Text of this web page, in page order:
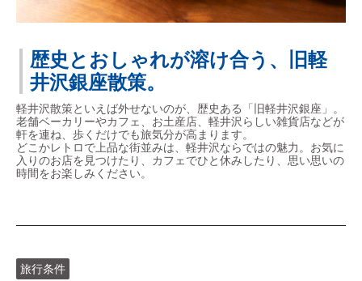
歴史とおしゃれが溶け合う、旧軽
井沢銀座散策。
軽井沢散策といえば外せないのが、歴史ある「旧軽井沢銀座」。
老舗ベーカリーやカフェ、お土産店、軽井沢らしい雑貨店などが
軒を連ね、歩くだけでも旅気分が高まります。
どこかレトロで上品な街並みは、軽井沢ならではの魅力。お気に
入りのお店を見つけたり、カフェでひと休みしたり、思い思いの
時間をお楽しみください。
旅行条件